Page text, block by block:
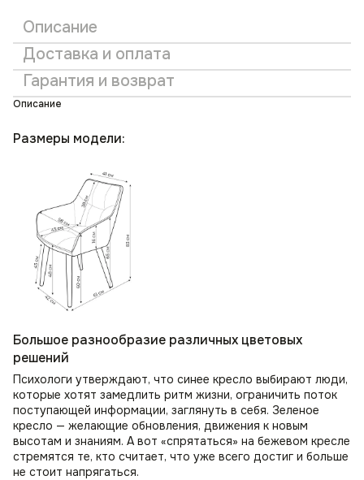
Описание
Доставка и оплата
Гарантия и возврат
Описание
Размеры модели:
Большое разнообразие различных цветовых
решений
Психологи утверждают, что синее кресло выбирают люди,
которые хотят замедлить ритм жизни, ограничить поток
поступающей информации, заглянуть в себя. Зеленое
кресло — желающие обновления, движения к новым
высотам и знаниям. А вот «спрятаться» на бежевом кресле
стремятся те, кто считает, что уже всего достиг и больше
не стоит напрягаться.